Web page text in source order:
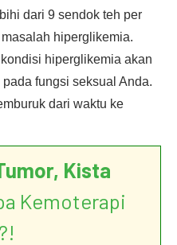
dari 9 sendok teh per
hiperglikemia.
hiperglikemia akan
fungsi seksual Anda.
dari waktu ke
Kista
Kemoterapi